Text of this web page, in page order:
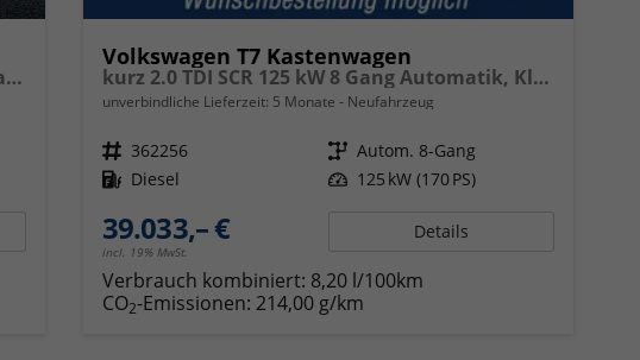
lang 2.0 TDI 110 kW, 8 Gang Automatik, Klima, 70 L Tank, Außenspiegel elektrisch klappbar, Fahrerassistenzpaket
Volkswagen T7 Kastenwagen
kurz 2.0 TDI SCR 125 kW 8 Gang Automatik, Klima, 70 Liter Tank, Außenspiegel elektrisch klappbar, Fahrerassistenzpaket
unverbindliche Lieferzeit: 5 Monate Neufahrzeug
Fahrzeugnr. 362256 Getriebe Autom. 8-Gang
Kraftstoff Diesel Leistung 125 kW (170 PS)
39.033,– €
incl. 19% MwSt.
Details
Verbrauch kombiniert: 8,20 l/100km
CO2-Emissionen: 214,00 g/km